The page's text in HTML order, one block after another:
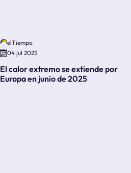
elTiempo
04 jul 2025
El calor extremo se extiende por
Europa en junio de 2025